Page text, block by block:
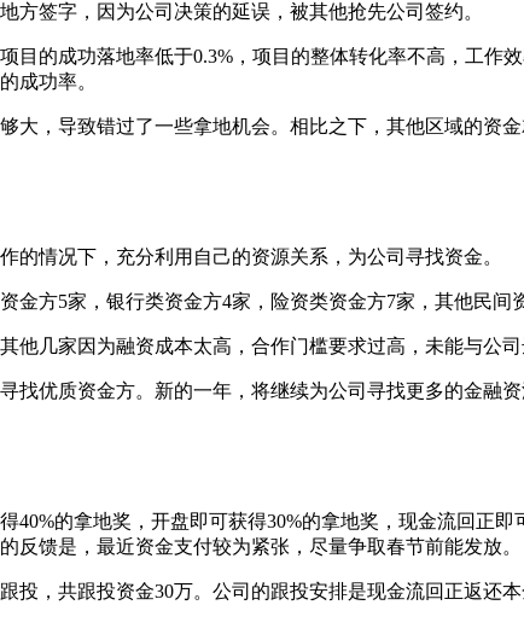
方签字，因为公司决策的延误，被其他抢先公司签约。
目的成功落地率低于0.3%，项目的整体转化率不高，工作
成功率。
大，导致错过了一些拿地机会。相比之下，其他区域的资
情况下，充分利用自己的资源关系，为公司寻找资金。
方5家，银行类资金方4家，险资类资金方7家，其他民间
几家因为融资成本太高，合作门槛要求过高，未能与公司
找优质资金方。新的一年，将继续为公司寻找更多的金融
的拿地奖，开盘即可获得30%的拿地奖，现金流回正
馈是，最近资金支付较为紧张，尽量争取春节前能发放。
，共跟投资金30万。公司的跟投安排是现金流回正返还